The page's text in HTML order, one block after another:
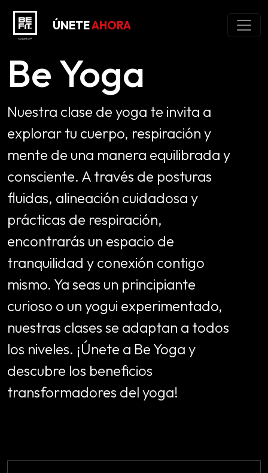
ÚNETEAHORA
Be Yoga
Nuestra clase de yoga te invita a
explorar tu cuerpo, respiración y
mente de una manera equilibrada y
consciente. A través de posturas
fluidas, alineación cuidadosa y
prácticas de respiración,
encontrarás un espacio de
tranquilidad y conexión contigo
mismo. Ya seas un principiante
curioso o un yogui experimentado,
nuestras clases se adaptan a todos
los niveles. ¡Únete a Be Yoga y
descubre los beneficios
transformadores del yoga!